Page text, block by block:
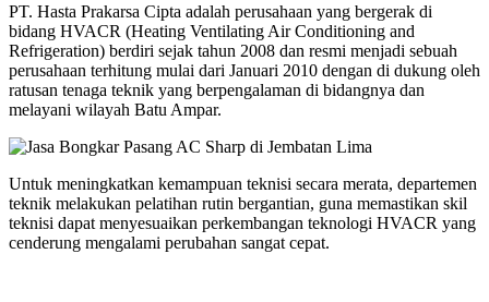
PT. Hasta Prakarsa Cipta adalah perusahaan yang bergerak di
bidang HVACR (Heating Ventilating Air Conditioning and
Refrigeration) berdiri sejak tahun 2008 dan resmi menjadi sebuah
perusahaan terhitung mulai dari Januari 2010 dengan di dukung oleh
ratusan tenaga teknik yang berpengalaman di bidangnya dan
melayani wilayah Batu Ampar.
Untuk meningkatkan kemampuan teknisi secara merata, departemen
teknik melakukan pelatihan rutin bergantian, guna memastikan skil
teknisi dapat menyesuaikan perkembangan teknologi HVACR yang
cenderung mengalami perubahan sangat cepat.